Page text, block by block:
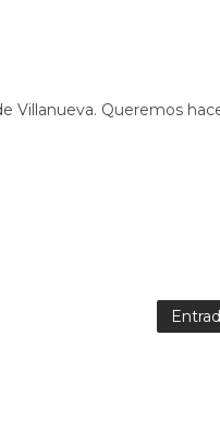
Villanueva. Queremos